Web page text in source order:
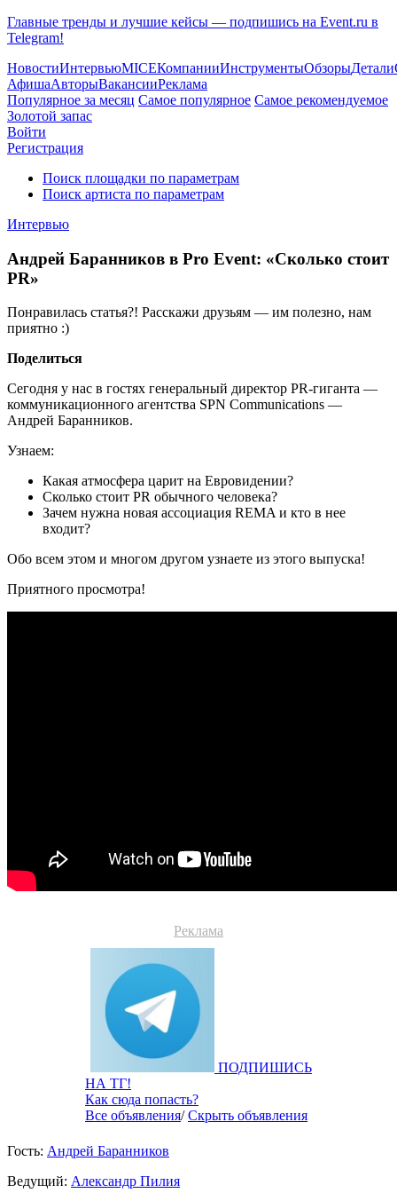
Главные тренды и лучшие кейсы — подпишись на Event.ru в
Telegram!
НовостиИнтервьюMICEКомпанииИнструментыОбзорыДетали
АфишаАвторыВакансииРеклама
Популярное за месяц Самое популярное Самое рекомендуемое
Золотой запас
Войти
Регистрация
Поиск площадки по параметрам
Поиск артиста по параметрам
Интервью
Андрей Баранников в Pro Event: «Сколько стоит
PR»
Понравилась статья?! Расскажи друзьям — им полезно, нам
приятно :)
Поделиться
Сегодня у нас в гостях генеральный директор PR-гиганта —
коммуникационного агентства SPN Communications —
Андрей Баранников.
Узнаем:
Какая атмосфера царит на Евровидении?
Сколько стоит PR обычного человека?
Зачем нужна новая ассоциация REMA и кто в нее
входит?
Обо всем этом и многом другом узнаете из этого выпуска!
Приятного просмотра!
Реклама
ПОДПИШИСЬ
НА ТГ!
Как сюда попасть?
Все объявления/Скрыть объявления
Гость: Андрей Баранников
Ведущий: Александр Пилия